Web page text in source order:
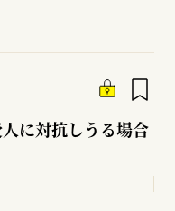
に対抗しうる場合